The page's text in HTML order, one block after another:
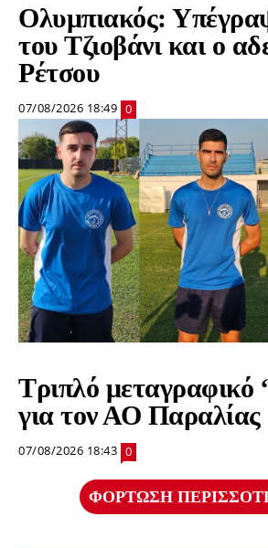
Ολυμπιακός:
του Τζιοβάνι και ο
Ρέτσου
07/08/2026 18:49 0
Τριπλό μεταγραφικό
για τον ΑΟ Παραλίας
07/08/2026 18:43 0
ΦΌΡΤΩΣΗ